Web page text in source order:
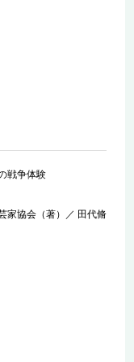
戦争体験
家協会（著） ／ 田代脩